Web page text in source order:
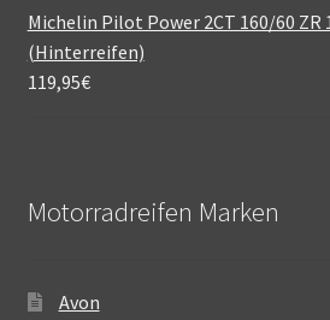
Michelin Pilot Power 2CT 160/60 ZR
(Hinterreifen)
119,95€
Motorradreifen Marken
Avon